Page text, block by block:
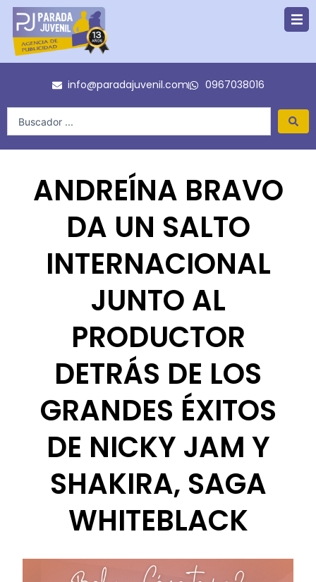
contenido
info@paradajuvenil.com 0967038016
ANDREÍNA BRAVO
DA UN SALTO
INTERNACIONAL
JUNTO AL
PRODUCTOR
DETRÁS DE LOS
GRANDES ÉXITOS
DE NICKY JAM Y
SHAKIRA, SAGA
WHITEBLACK